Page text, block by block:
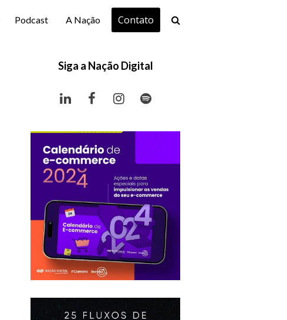
Podcast A Nação Contato
Siga a Nação Digital
LinkedInFacebook
Instagram
Spotify